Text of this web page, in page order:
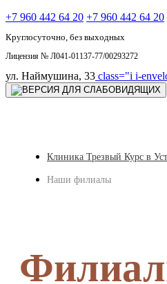
+7 960 442 64 20 +7 960 442 64 20
Круглосуточно, без выходных
Лицензия № Л041-01137-77/00293272
ул. Наймушина, 33 class="i i-
Клиника Трезвый Курс в
Наши филиалы